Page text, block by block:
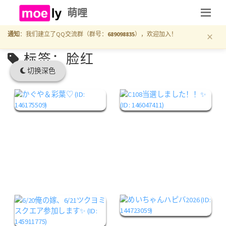
切换深色
萌哩
通知 ：我们建立了QQ交流群（群号： 689098835），欢迎加入！ ×
标签：脸红